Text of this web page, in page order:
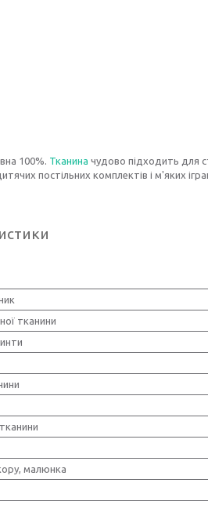
100%. Тканина чудово підходить для
постільних комплектів і м'яких
тканини
малюнка